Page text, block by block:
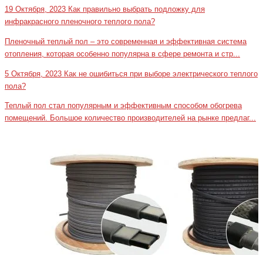
19 Октября, 2023 Как правильно выбрать подложку для
инфракрасного пленочного теплого пола?
Пленочный теплый пол – это современная и эффективная система
отопления, которая особенно популярна в сфере ремонта и стр...
5 Октября, 2023 Как не ошибиться при выборе электрического теплого
пола?
Теплый пол стал популярным и эффективным способом обогрева
помещений. Большое количество производителей на рынке предлаг...